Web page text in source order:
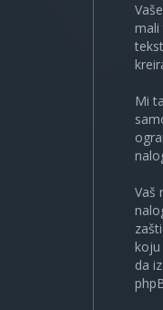
Mi
Vaš
koju
da